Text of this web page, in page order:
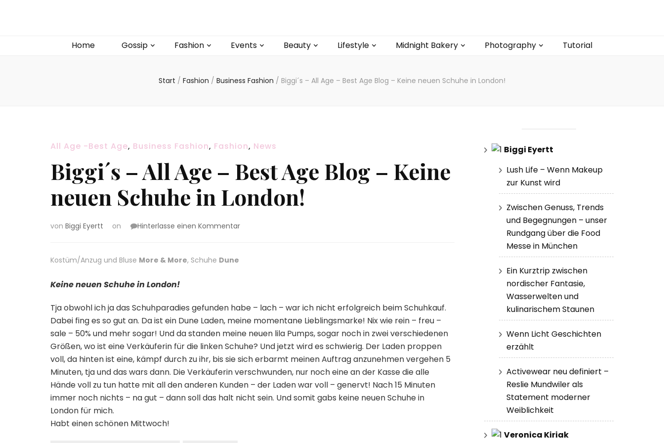
Home Gossip Fashion Events Beauty Lifestyle Midnight Bakery Photography Tutorial
Start / Fashion / Business Fashion / Biggi´s – All Age – Best Age Blog – Keine neuen Schuhe in London!
All Age -Best Age, Business Fashion, Fashion, News
Biggi´s – All Age – Best Age Blog – Keine
neuen Schuhe in London!
von Biggi Eyertt on Hinterlasse einen Kommentarzu
Age
Blog
–
neuen
Schuhe
in
London!
Kostüm/Anzug und Bluse More & More, Schuhe Dune
Keine neuen Schuhe in London!
Tja obwohl ich ja das Schuhparadies gefunden habe – lach – war ich nicht erfolgreich beim Schuhkauf.
Dabei fing es so gut an. Da ist ein Dune Laden, meine momentane Lieblingsmarke! Nix wie rein – freu –
sale – 50% und mehr sogar! Und da standen meine neuen lila Pumps, sogar noch in zwei verschiedenen
Größen, wo ist eine Verkäuferin für die linken Schuhe? Und jetzt wird es schwierig. Der Laden proppen
voll, da hinten ist eine, kämpf durch zu ihr, bis sie sich erbarmt meinen Auftrag anzunehmen vergehen 5
Minuten, tja und das wars dann. Die Verkäuferin verschwunden, nur noch eine an der Kasse die alle
Hände voll zu tun hatte mit all den anderen Kunden – der Laden war voll – genervt! Nach 15 Minuten
immer noch nichts – na gut – dann soll das halt nicht sein. Und somit gabs keine neuen Schuhe in
London für mich.
Habt einen schönen Mittwoch!
Biggi Eyertt
Lush Life – Wenn Makeup
zur Kunst wird
Zwischen Genuss, Trends
und Begegnungen – unser
Rundgang über die Food
Messe in München
Ein Kurztrip zwischen
nordischer Fantasie,
Wasserwelten und
kulinarischem Staunen
Wenn Licht Geschichten
erzählt
Activewear neu definiert –
Reslie Mundwiler als
Statement moderner
Weiblichkeit
Veronica Kiriak